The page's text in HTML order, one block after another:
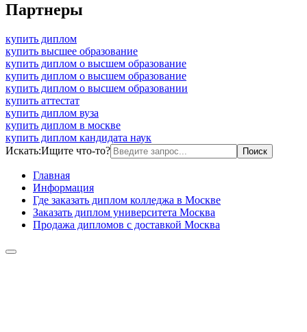
Партнеры
купить диплом
купить высшее образование
купить диплом о высшем образование
купить диплом о высшем образование
купить диплом о высшем образовании
купить аттестат
купить диплом вуза
купить диплом в москве
купить диплом кандидата наук
Искать:Ищите что-то?
Главная
Информация
Где заказать диплом колледжа в Москве
Заказать диплом университета Москва
Продажа дипломов с доставкой Москва